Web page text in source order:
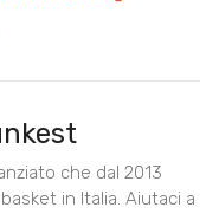
che dal 2013
in Italia. Aiutaci a